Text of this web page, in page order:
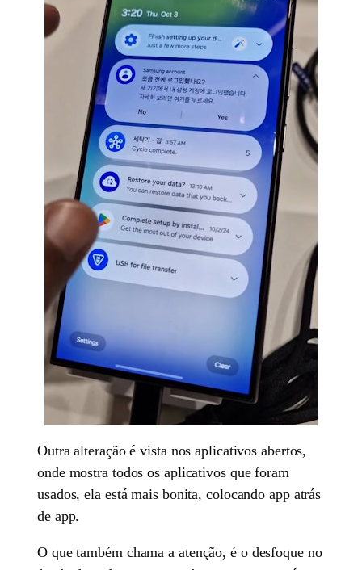
Outra alteração é vista nos aplicativos abertos,
onde mostra todos os aplicativos que foram
usados, ela está mais bonita, colocando app atrás
de app.
O que também chama a atenção, é o desfoque no